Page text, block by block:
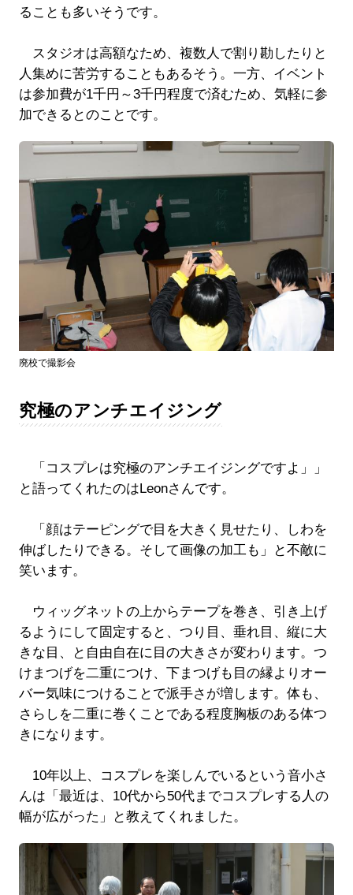
ることも多いそうです。
スタジオは高額なため、複数人で割り勘したりと
人集めに苦労することもあるそう。一方、イベント
は参加費が1千円～3千円程度で済むため、気軽に参
加できるとのことです。
廃校で撮影会
究極のアンチエイジング
「コスプレは究極のアンチエイジングですよ」」
と語ってくれたのはLeonさんです。
「顔はテーピングで目を大きく見せたり、しわを
伸ばしたりできる。そして画像の加工も」と不敵に
笑います。
ウィッグネットの上からテープを巻き、引き上げ
るようにして固定すると、つり目、垂れ目、縦に大
きな目、と自由自在に目の大きさが変わります。つ
けまつげを二重につけ、下まつげも目の縁よりオー
バー気味につけることで派手さが増します。体も、
さらしを二重に巻くことである程度胸板のある体つ
きになります。
10年以上、コスプレを楽しんでいるという音小さ
んは「最近は、10代から50代までコスプレする人の
幅が広がった」と教えてくれました。